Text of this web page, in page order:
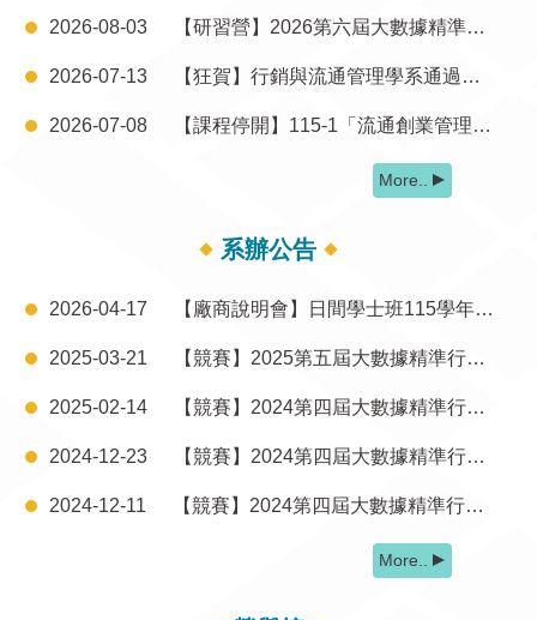
2026-08-03 【研習營】2026第六屆大數據精準行銷盃競賽E-ICP消費者行銷資料庫研習工作坊
2026-07-13 【狂賀】行銷與流通管理學系通過大專校院教學品保服務計畫評鑑！
2026-07-08 【課程停開】115-1「流通創業管理」課程停開
More..
系辦公告
2026-04-17 【廠商說明會】日間學士班115學年度校外實習廠商說明會歡迎參加！
2025-03-21 【競賽】2025第五屆大數據精準行銷盃競賽出題廠商來訪
2025-02-14 【競賽】2024第四屆大數據精準行銷盃競賽活動剪影公告
2024-12-23 【競賽】2024第四屆大數據精準行銷盃競賽評審講評
2024-12-11 【競賽】2024第四屆大數據精準行銷盃競賽獲獎名單及競賽活動照片公告
More..